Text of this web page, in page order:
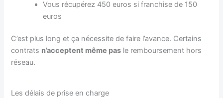
Vous récupérez 450 euros si franchise de 150
euros
C’est plus long et ça nécessite de faire l’avance. Certains
contrats n’acceptent même pas le remboursement hors
réseau.
Les délais de prise en charge